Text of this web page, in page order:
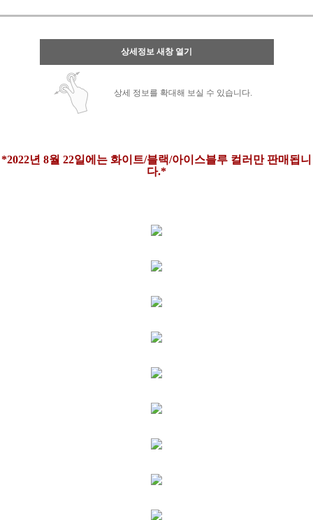
상세정보 새창 열기
상세 정보를 확대해 보실 수 있습니다.
*2022년 8월 22일에는 화이트/블랙/아이스블루 컬러만 판매됩니
다.*